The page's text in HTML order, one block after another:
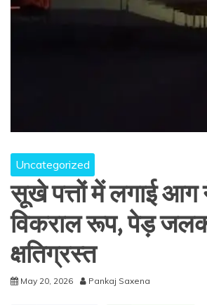
Uncategorized
सूखे पत्तों में लगाई आग
विकराल रूप, पेड़
क्षतिग्रस्त
May 20, 2026 Pankaj Saxena